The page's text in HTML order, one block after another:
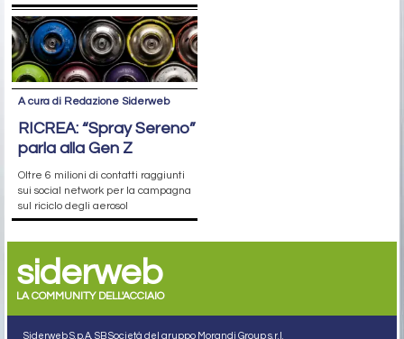
A cura di Redazione Siderweb
RICREA: “Spray Sereno”
parla alla Gen Z
Oltre 6 milioni di contatti raggiunti
sui social network per la campagna
sul riciclo degli aerosol
siderweb
LA COMMUNITY DELL'ACCIAIO
Siderweb S.p.A. SB Società del gruppo Morandi Group s.r.l.